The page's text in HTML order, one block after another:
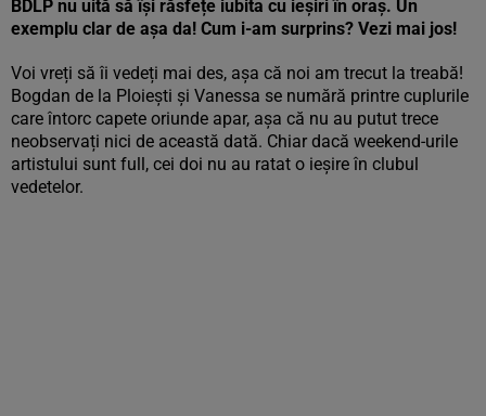
BDLP nu uită să își răsfețe iubita cu ieșiri în oraș. Un
exemplu clar de așa da! Cum i-am surprins? Vezi mai jos!
Voi vreți să îi vedeți mai des, așa că noi am trecut la treabă!
Bogdan de la Ploiești și Vanessa se numără printre cuplurile
care întorc capete oriunde apar, așa că nu au putut trece
neobservați nici de această dată. Chiar dacă weekend-urile
artistului sunt full, cei doi nu au ratat o ieșire în clubul
vedetelor.